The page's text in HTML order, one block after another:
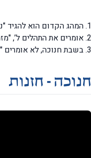
המהג הקדום הוא להגיד
אומרים את התהלים ל’,
בשבת חנוכה, לא אומרים
חנוכה - חזנות